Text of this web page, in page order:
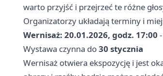
warto przyjść i przejrzeć te różne
Organizatorzy układają terminy i
Wernisaż: 20.01.2026, godz. 17:00 -
Wystawa czynna do30 stycznia
Wernisaż otwiera ekspozycję i jest